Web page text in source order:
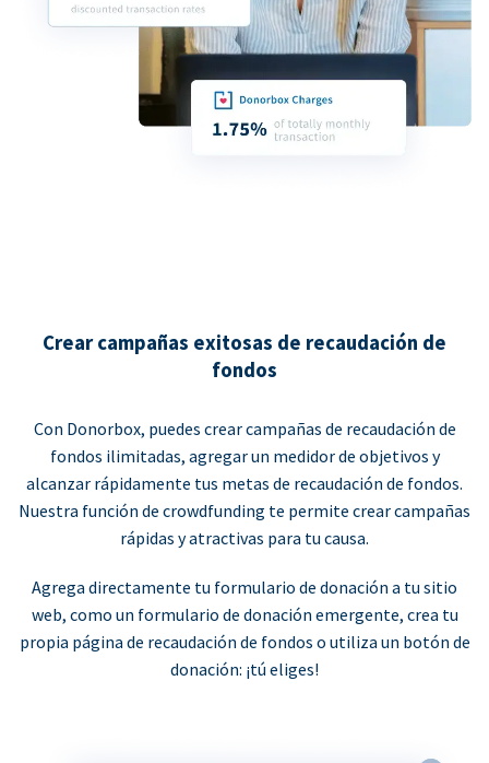
Crear campañas exitosas de recaudación de
fondos
Con Donorbox, puedes crear campañas de recaudación de
fondos ilimitadas, agregar un medidor de objetivos y
alcanzar rápidamente tus metas de recaudación de fondos.
Nuestra función de crowdfunding te permite crear campañas
rápidas y atractivas para tu causa.
Agrega directamente tu formulario de donación a tu sitio
web, como un formulario de donación emergente, crea tu
propia página de recaudación de fondos o utiliza un botón de
donación: ¡tú eliges!